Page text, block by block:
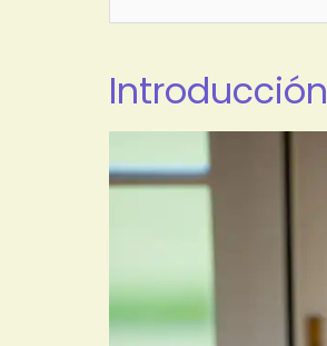
Introducción